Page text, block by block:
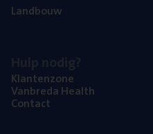
Land­bouw
Klan­ten­zo­ne
Van­b­re­da Health
Con­tact